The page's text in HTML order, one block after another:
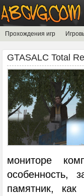
Прохождения игр
GTASALC Total
мониторе
особенность,
памятник,